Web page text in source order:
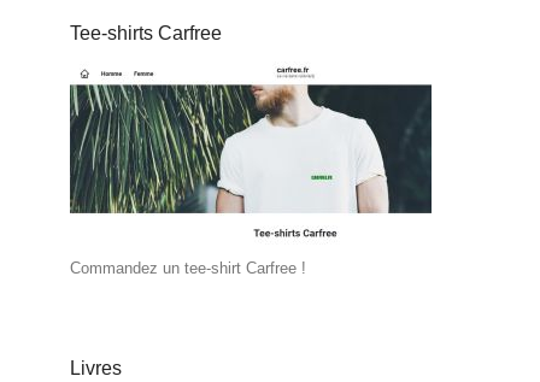
Tee-shirts Carfree
Commandez un tee-shirt Carfree !
Livres